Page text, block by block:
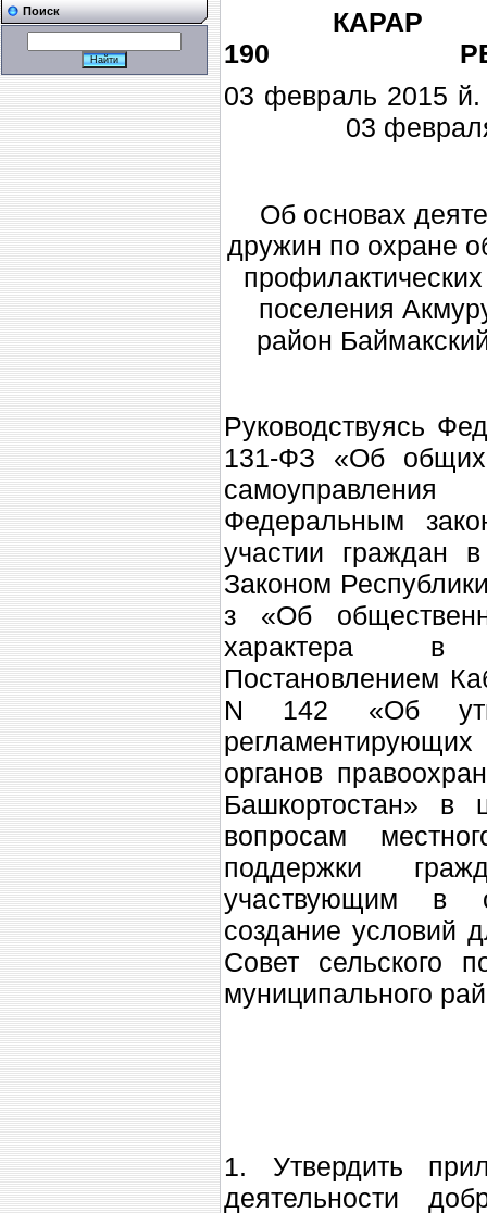
Поиск КАРАР
190
03
03 февраля
Об основах
дружин по охране
поселения
район
Руководствуясь
131-ФЗ «Об общих
Федеральным
участии граждан
Законом
з «Об
характера в
Постановлением
N 142 «Об
органов
Башкортостан» в
вопросам
поддержки
участвующим в
создание условий
Совет сельского
муниципального
1. Утвердить
деятельности